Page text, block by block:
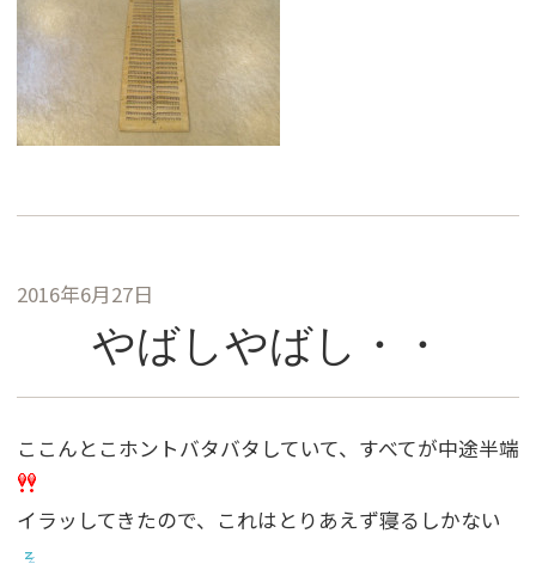
2016年6月27日
やばしやばし・・
ここんとこホントバタバタしていて、すべてが中途半端
イラッしてきたので、これはとりあえず寝るしかない